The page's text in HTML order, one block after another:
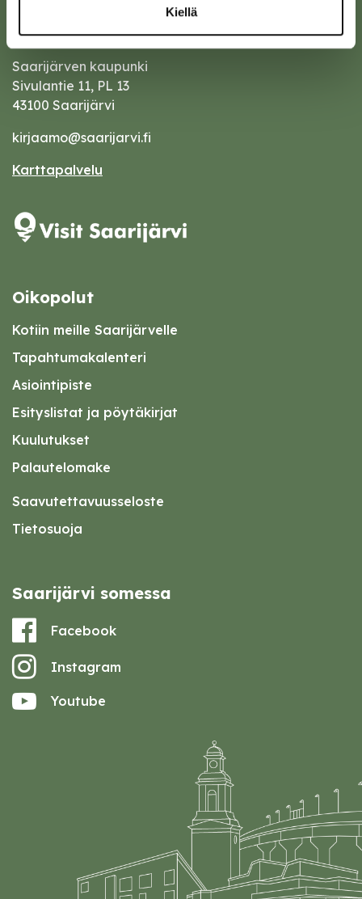
Kiellä
Saarijärven kaupunki
Sivulantie 11, PL 13
43100 Saarijärvi
kirjaamo@saarijarvi.fi
Karttapalvelu
Oikopolut
Kotiin meille Saarijärvelle
Tapahtumakalenteri
Asiointipiste
Esityslistat ja pöytäkirjat
Kuulutukset
Palautelomake
Saavutettavuusseloste
Tietosuoja
Saarijärvi somessa
Facebook
Instagram
Youtube